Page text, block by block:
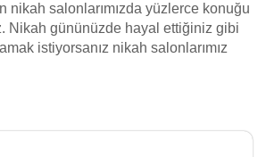
nikah salonlarımızda yüzlerce konuğu
Nikah gününüzde hayal ettiğiniz gibi
istiyorsanız nikah salonlarımız